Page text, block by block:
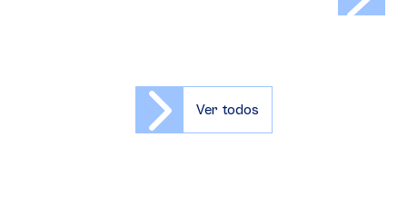
Ver todos